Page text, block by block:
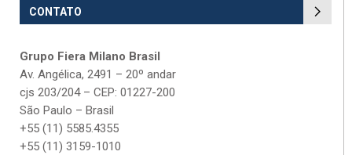
CONTATO
Grupo Fiera Milano Brasil
Av. Angélica, 2491 – 20º andar
cjs 203/204 – CEP: 01227-200
São Paulo – Brasil
+55 (11) 5585.4355
+55 (11) 3159-1010